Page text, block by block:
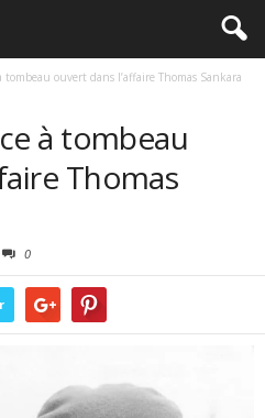
ouvert dans l’affaire Thomas Sankara
à tombeau
Thomas
0